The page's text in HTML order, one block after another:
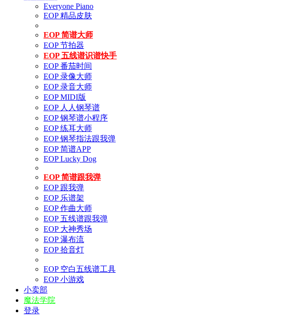
Everyone Piano
EOP 精品皮肤
EOP 简谱大师
EOP 节拍器
EOP 五线谱识谱快手
EOP 番茄时间
EOP 录像大师
EOP 录音大师
EOP MIDI版
EOP 人人钢琴谱
EOP 钢琴谱小程序
EOP 练耳大师
EOP 钢琴指法跟我弹
EOP 简谱APP
EOP Lucky Dog
EOP 简谱跟我弹
EOP 跟我弹
EOP 乐谱架
EOP 作曲大师
EOP 五线谱跟我弹
EOP 大神秀场
EOP 瀑布流
EOP 拾音灯
EOP 空白五线谱工具
EOP 小游戏
小卖部
魔法学院
登录